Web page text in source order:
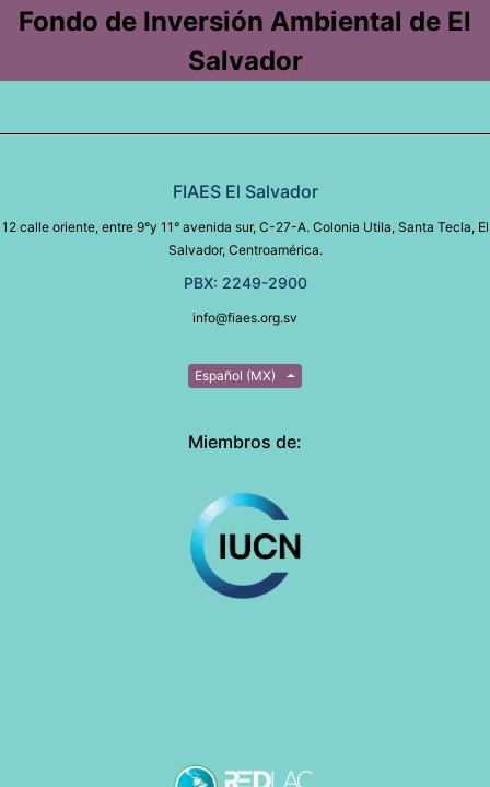
Fondo de Inversión Ambiental de El
Salvador
FIAES El Salvador
12 calle oriente, entre 9°y 11° avenida sur, C-27-A. Colonia Utila, Santa Tecla, El
Salvador, Centroamérica.
PBX: 2249-2900
info@fiaes.org.sv
Español (MX)
Miembros de: